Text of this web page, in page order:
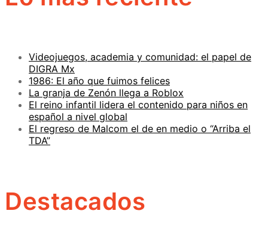
Videojuegos, academia y comunidad: el papel de
DIGRA Mx
1986: El año que fuimos felices
La granja de Zenón llega a Roblox
El reino infantil lidera el contenido para niños en
español a nivel global
El regreso de Malcom el de en medio o “Arriba el
TDA”
Destacados